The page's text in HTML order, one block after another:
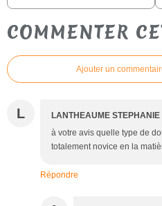
COMMENTER
Ajouter un
L LANTHEAUME STEPHANIE
à votre avis quelle type de
totalement novice en la
Répondre